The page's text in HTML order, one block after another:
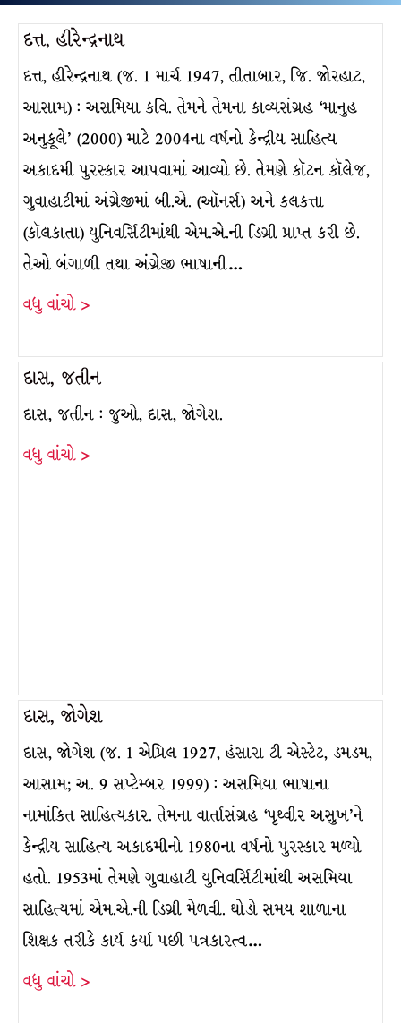
દત્ત, હીરેન્દ્રનાથ
દત્ત, હીરેન્દ્રનાથ (જ. 1 માર્ચ 1947, તીતાબાર, જિ. જોરહાટ,
આસામ) : અસમિયા કવિ. તેમને તેમના કાવ્યસંગ્રહ ‘માનુહ
અનુકૂલે’ (2000) માટે 2004ના વર્ષનો કેન્દ્રીય સાહિત્ય
અકાદમી પુરસ્કાર આપવામાં આવ્યો છે. તેમણે કૉટન કૉલેજ,
ગુવાહાટીમાં અંગ્રેજીમાં બી.એ. (ઑનર્સ) અને કલકત્તા
(કૉલકાતા) યુનિવર્સિટીમાંથી એમ.એ.ની ડિગ્રી પ્રાપ્ત કરી છે.
તેઓ બંગાળી તથા અંગ્રેજી ભાષાની…
વધુ વાંચો >
દાસ, જતીન
દાસ, જતીન : જુઓ, દાસ, જોગેશ.
વધુ વાંચો >
દાસ, જોગેશ
દાસ, જોગેશ (જ. 1 એપ્રિલ 1927, હંસારા ટી એસ્ટેટ, ડમડમ,
આસામ; અ. 9 સપ્ટેમ્બર 1999) : અસમિયા ભાષાના
નામાંકિત સાહિત્યકાર. તેમના વાર્તાસંગ્રહ ‘પૃથ્વીર અસુખ’ને
કેન્દ્રીય સાહિત્ય અકાદમીનો 1980ના વર્ષનો પુરસ્કાર મળ્યો
હતો. 1953માં તેમણે ગુવાહાટી યુનિવર્સિટીમાંથી અસમિયા
સાહિત્યમાં એમ.એ.ની ડિગ્રી મેળવી. થોડો સમય શાળાના
શિક્ષક તરીકે કાર્ય કર્યા પછી પત્રકારત્વ…
વધુ વાંચો >